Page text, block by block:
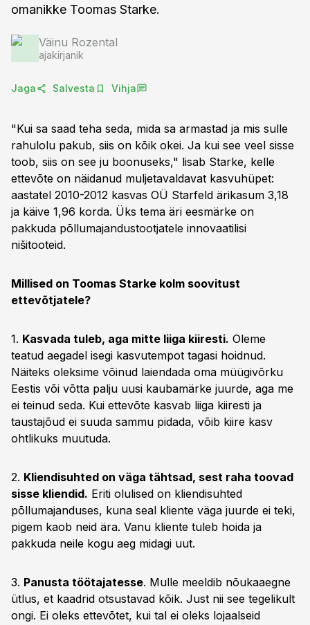
omanikke Toomas Starke.
Väinu Rozental
ajakirjanik
Jaga Salvesta Vihja
"Kui sa saad teha seda, mida sa armastad ja mis sulle
rahulolu pakub, siis on kõik okei. Ja kui see veel sisse
toob, siis on see ju boonuseks," lisab Starke, kelle
ettevõte on näidanud muljetavaldavat kasvuhüpet:
aastatel 2010-2012 kasvas OÜ Starfeld ärikasum 3,18
ja käive 1,96 korda. Üks tema äri eesmärke on
pakkuda põllumajandustootjatele innovaatilisi
nišitooteid.
Millised on Toomas Starke kolm soovitust
ettevõtjatele?
1. Kasvada tuleb, aga mitte liiga kiiresti. Oleme
teatud aegadel isegi kasvutempot tagasi hoidnud.
Näiteks oleksime võinud laiendada oma müügivõrku
Eestis või võtta palju uusi kaubamärke juurde, aga me
ei teinud seda. Kui ettevõte kasvab liiga kiiresti ja
taustajõud ei suuda sammu pidada, võib kiire kasv
ohtlikuks muutuda.
2. Kliendisuhted on väga tähtsad, sest raha toovad
sisse kliendid. Eriti olulised on kliendisuhted
põllumajanduses, kuna seal kliente väga juurde ei teki,
pigem kaob neid ära. Vanu kliente tuleb hoida ja
pakkuda neile kogu aeg midagi uut.
3. Panusta töötajatesse. Mulle meeldib nõukaaegne
ütlus, et kaadrid otsustavad kõik. Just nii see tegelikult
ongi. Ei oleks ettevõtet, kui tal ei oleks lojaalseid